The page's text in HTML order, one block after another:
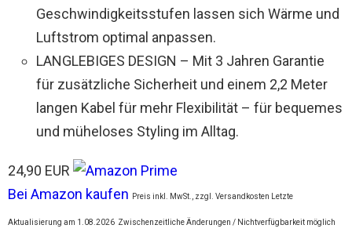
Geschwindigkeitsstufen lassen sich Wärme und
Luftstrom optimal anpassen.
LANGLEBIGES DESIGN – Mit 3 Jahren Garantie
für zusätzliche Sicherheit und einem 2,2 Meter
langen Kabel für mehr Flexibilität – für bequemes
und müheloses Styling im Alltag.
24,90 EUR
Bei Amazon kaufen
Preis inkl. MwSt., zzgl. Versandkosten Letzte
Aktualisierung am 1.08.2026 Zwischenzeitliche Änderungen / Nichtverfügbarkeit möglich